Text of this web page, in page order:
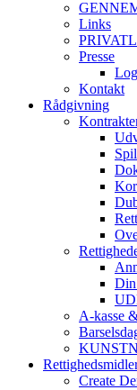
Links
Presse
Kontakt
Rådgivning
A-kasse
Create